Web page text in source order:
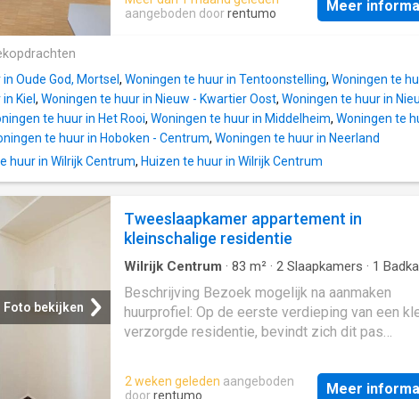
zonnewerende beglazing voor maximaal
verlichtingsarmaturen - volledig voorzien van
netwerk - mogelijkheid tot huren van een
autostaanplaats met laadvoorziening -
voorzien van alle comfort: een bureau, een
Inbegrepen: Internet Normaal verbruik van gas,
elektriciteit en water Extra troeven: Overdekte
fietsstaanplaats Gratis parkeren in de straat
Rustige, vertrouwelijke sfeer in het gebouw
en aangename omgeving met park aan de
Ligging: Gelegen in Wilrijk, een dynamische en
voordelen: uitstekende bereikbaarheid, nabij
en tramhaltes, winkels, sportinfrastructuur,
vrijetijdsbesteding en een cultureel centrum.
Drie Eiken Groenenborger Middelheim Sint-Au
aangeboden doorrentumo Meer
Oude God, Mortsel , Woningen te huur in Tentoonstelling, Woningen te
Kiel , Woningen te huur in Nieuw - Kwartier Oost, Woningen te huur in
te huur in Het Rooi, Woningen te huur in Middelheim, Woningen te
te huur in Hoboken - Centrum, Woningen te huur in Neerland
huur in Wilrijk Centrum, Huizen te huur in Wilrijk Centrum
Foto bekijken
Tweeslaapkamer appartement in
kleinschalige residentie
Wilrijk Centrum · 83 m² · 2 Slaapkamers · 1
Beschrijving Bezoek mogelijk na aanmaken
huurprofiel: Op de eerste verdieping van een
verzorgde residentie, bevindt zich dit pas
ligt op wandelafstand, met tal van winkels,
supermarkten, horeca en andere dagelijkse
2 weken geleden aangeboden
doorrentumo Meer